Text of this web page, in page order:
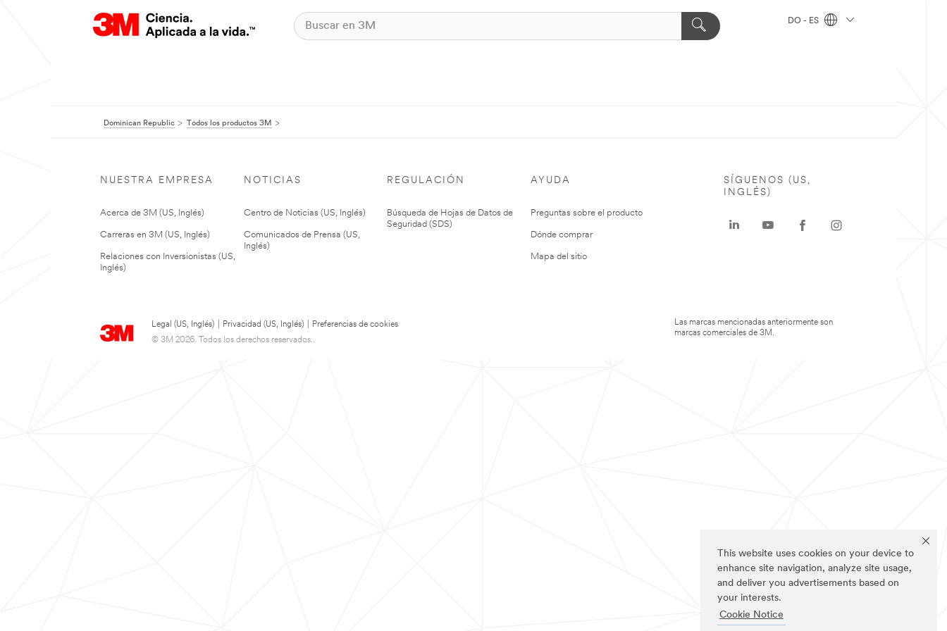
This website uses cookies on your device to
enhance site navigation, analyze site usage,
and deliver you advertisements based on
your interests.
Cookie Notice
DO - ES
Dominican Republic Todos los productos 3M
NUESTRA EMPRESA
Acerca de 3M (US, Inglés)
Carreras en 3M (US, Inglés)
Relaciones con Inversionistas (US,
Inglés)
NOTICIAS
Centro de Noticias (US, Inglés)
Comunicados de Prensa (US,
Inglés)
REGULACIÓN
Búsqueda de Hojas de Datos de
Seguridad (SDS)
AYUDA
Preguntas sobre el producto
Dónde comprar
Mapa del sitio
Legal (US, Inglés) Privacidad (US, Inglés)
Preferencias de cookies
© 3M 2026. Todos los derechos reservados..
SÍGUENOS (US,
INGLÉS)
Las marcas mencionadas anteriormente son
marcas comerciales de 3M.